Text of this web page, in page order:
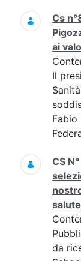
Cs
ai
Il
Fabio
CS
salute
da